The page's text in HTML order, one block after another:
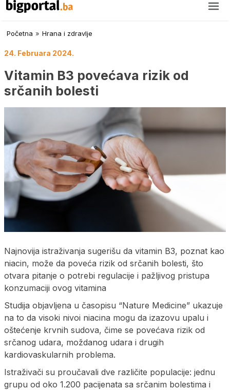
Početna » Hrana i zdravlje
24. Februara 2024.
Vitamin B3 povećava rizik od
srčanih bolesti
Najnovija istraživanja sugerišu da vitamin B3, poznat kao
niacin, može da poveća rizik od srčanih bolesti, što
otvara pitanje o potrebi regulacije i pažljivog pristupa
konzumaciji ovog vitamina
Studija objavljena u časopisu “Nature Medicine” ukazuje
na to da visoki nivoi niacina mogu da izazovu upalu i
oštećenje krvnih sudova, čime se povećava rizik od
srčanog udara, moždanog udara i drugih
kardiovaskularnih problema.
Istraživači su proučavali dve različite populacije: jednu
grupu od oko 1.200 pacijenata sa srčanim bolestima i